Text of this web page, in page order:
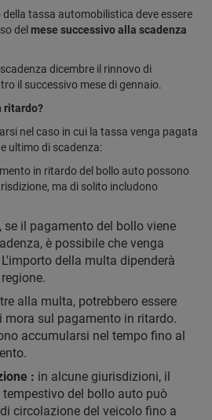
tassa automobilistica deve essere
del mese successivo alla scadenza
dicembre il rinnovo di
il successivo mese di gennaio.
ritardo?
nel caso in cui la tassa venga pagata
ultimo di scadenza:
in ritardo del bollo auto possono
ma di solito includono
se il pagamento del bollo viene
è possibile che venga
della multa dipenderà
alla multa, potrebbero essere
mora sul pagamento in ritardo.
accumularsi nel tempo fino al
: in alcune giurisdizioni, il
del bollo auto può
circolazione del veicolo fino a